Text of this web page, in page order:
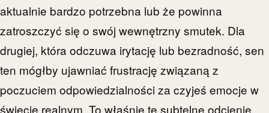
aktualnie bardzo potrzebna lub że powinna
zatroszczyć się o swój wewnętrzny smutek. Dla
drugiej, która odczuwa irytację lub bezradność, sen
ten mógłby ujawniać frustrację związaną z
poczuciem odpowiedzialności za czyjeś emocje w
świecie realnym. To właśnie te subtelne odcienie